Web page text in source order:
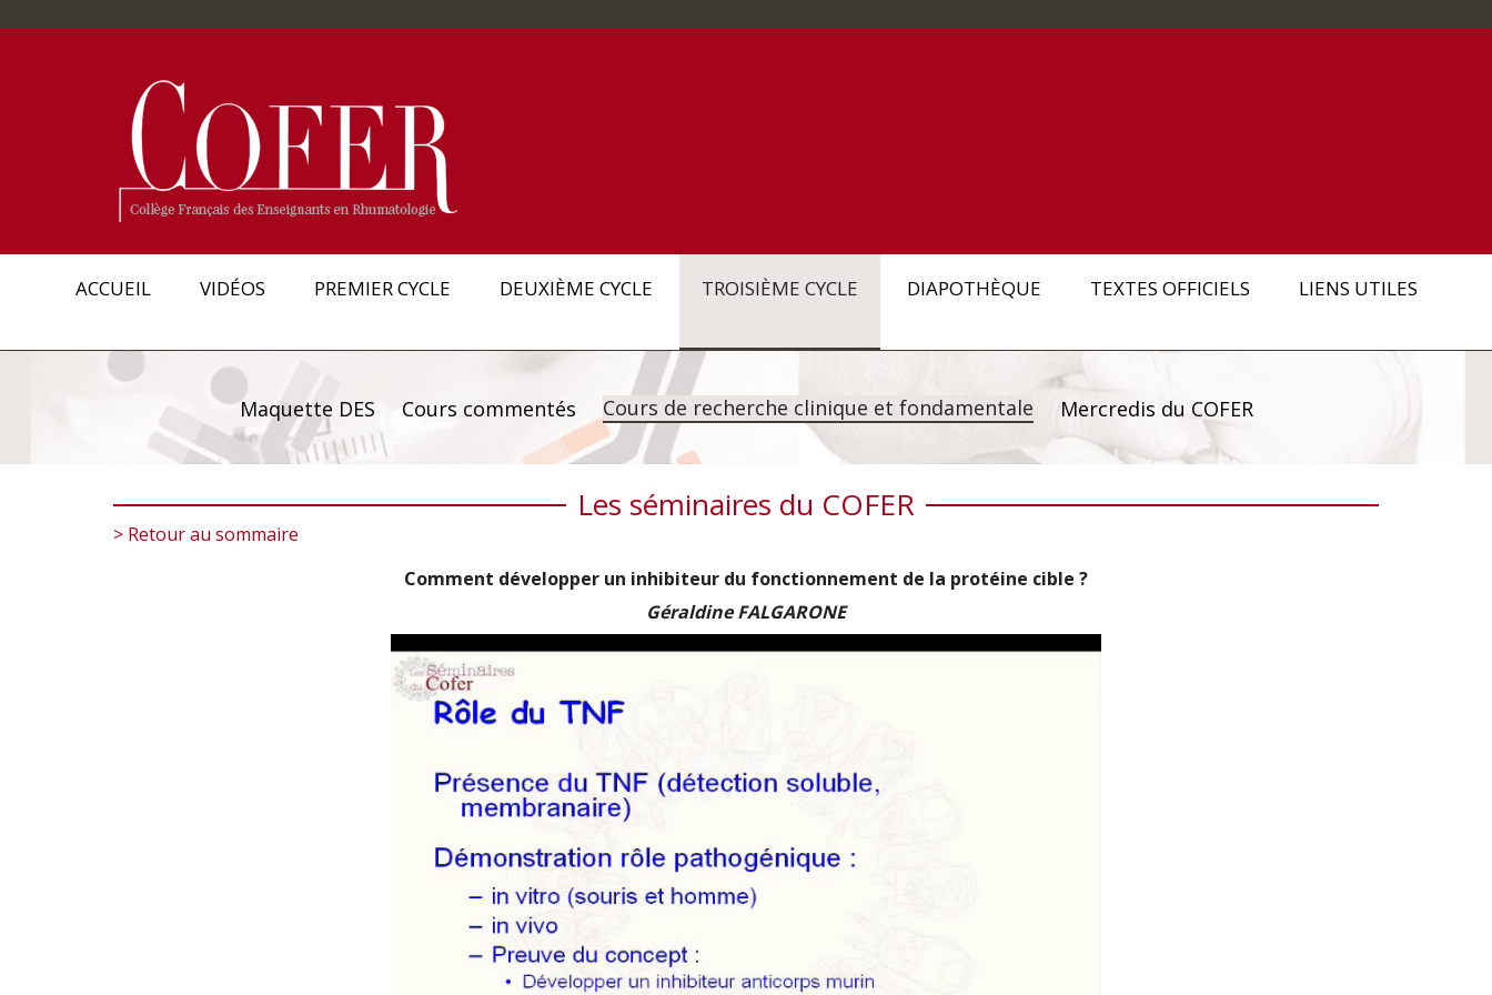
ACCUEIL VIDÉOS PREMIER CYCLE DEUXIÈME CYCLE TROISIÈME CYCLE DIAPOTHÈQUE TEXTES OFFICIELS LIENS UTILES
Maquette DES Cours commentés Cours de recherche clinique et fondamentale Mercredis du COFER
Les séminaires du COFER
> Retour au sommaire
Comment développer un inhibiteur du fonctionnement de la protéine cible ?
Géraldine FALGARONE